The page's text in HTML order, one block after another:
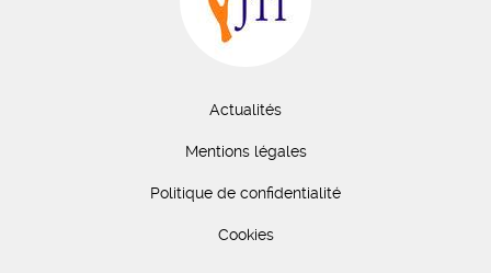
Actualités
Mentions légales
Politique de confidentialité
Cookies